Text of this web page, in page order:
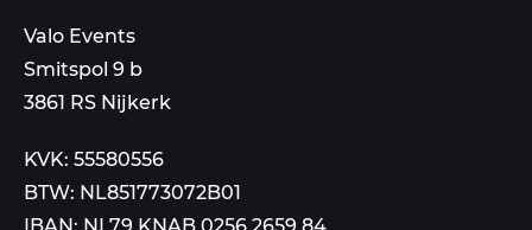
mail
aan
Valo Events
Smitspol 9 b
3861 RS Nijkerk
KVK: 55580556
BTW: NL851773072B01